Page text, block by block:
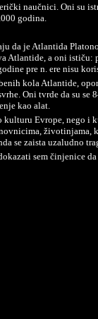
naučnici. Oni su
godina.
da je Atlantida
Atlantide, a oni
pre n. ere nisu
kola Atlantide,
Oni tvrde da su se
kao alat.
kulturu Evrope, nego i
se zaista uzaludno
sem činjenice